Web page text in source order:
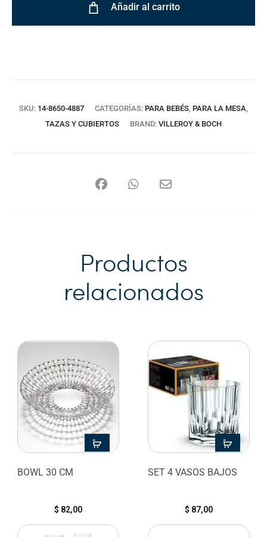
Añadir al carrito
SKU: 14-8650-4887 CATEGORÍAS: PARA BEBÉS, PARA LA MESA,
TAZAS Y CUBIERTOS
BRAND: VILLEROY & BOCH
Productos
relacionados
BOWL 30 CM
$ 82,00
SET 4 VASOS BAJOS
$ 87,00